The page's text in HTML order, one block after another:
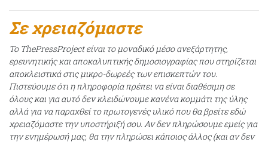
Σε χρειαζόμαστε
Το ThePressProject είναι το μοναδικό μέσο ανεξάρτητης,
ερευνητικής και αποκαλυπτικής δημοσιογραφίας που στηρίζεται
αποκλειστικά στις μικρο-δωρεές των επισκεπτών του.
Πιστεύουμε ότι η πληροφορία πρέπει να είναι διαθέσιμη σε
όλους και για αυτό δεν κλειδώνουμε κανένα κομμάτι της ύλης
αλλά για να παραχθεί το πρωτογενές υλικό που θα βρείτε εδώ
χρειαζόμαστε την υποστήριξή σου. Αν δεν πληρώσουμε εμείς για
την ενημέρωσή μας, θα την πληρώσει κάποιος άλλος (και αν δεν